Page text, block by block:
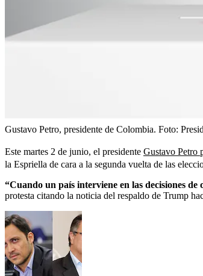
Gustavo Petro, presidente de Colombia. Foto:
Este martes 2 de junio, el presidente Gustavo Petro
la Espriella de cara a la segunda vuelta de las
“Cuando un país interviene en las decisiones
protesta citando la noticia del respaldo de Trump